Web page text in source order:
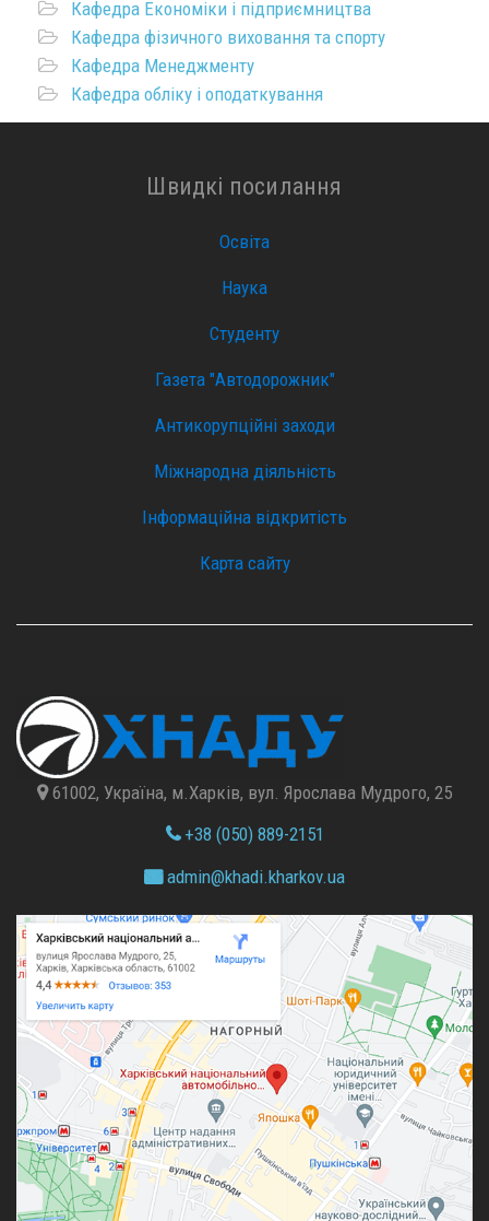
Кафедра Економіки і підприємництва
Кафедра фізичного виховання та спорту
Кафедра Менеджменту
Кафедра обліку і оподаткування
Швидкі посилання
Освіта
Наука
Студенту
Газета "Автодорожник"
Антикорупційні заходи
Міжнародна діяльність
Інформаційна відкритість
Карта сайту
61002, Україна, м.Харків, вул. Ярослава Мудрого, 25
+38 (050) 889-2151
admin@khadi.kharkov.ua